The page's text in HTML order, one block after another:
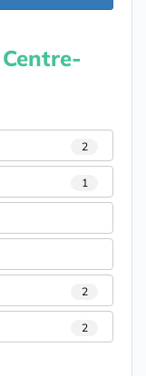
Centre-
2
1
2
2